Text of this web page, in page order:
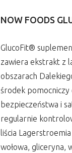
NOW FOODS
GlucoFit®
zawiera ekstrakt z
obszarach
środek pomocniczy
bezpieczeństwa i
regularnie
liścia
wołowa, gliceryna,